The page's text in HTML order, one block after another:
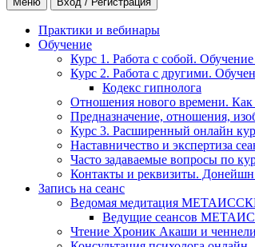
Практики и вебинары
Обучение
Курс 1. Работа с собой.
Курс 2. Работа с другими.
Кодекс гипнолога
Отношения нового времени. Как
Предназначение, отношения,
Курс 3. Расширенный онлайн
Наставничество и экспертиза
Часто задаваемые вопросы по
Контакты и реквизиты. Донейшн
Запись на сеанс
Ведомая медитация
Ведущие сеансов
Чтение Хроник Акаши и